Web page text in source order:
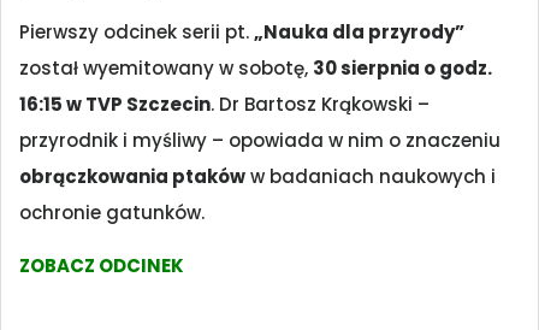
Pierwszy odcinek serii pt.„Nauka dla przyrody”
został wyemitowany w sobotę, 30 sierpnia o godz.
16:15 w TVP Szczecin. Dr Bartosz Krąkowski –
przyrodnik i myśliwy – opowiada w nim o znaczeniu
obrączkowania ptakóww badaniach naukowych i
ochronie gatunków.
ZOBACZ ODCINEK